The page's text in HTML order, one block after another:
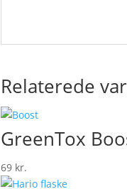
Relaterede
GreenTox
69 kr.